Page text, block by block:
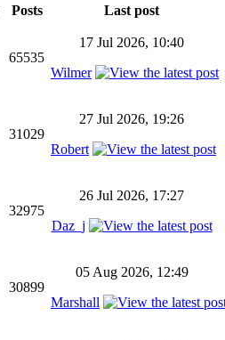
Posts
Last post
65535
17 Jul 2026, 10:40
Wilmer
31029
27 Jul 2026, 19:26
Robert
32975
26 Jul 2026, 17:27
Daz_j
30899
05 Aug 2026, 12:49
Marshall